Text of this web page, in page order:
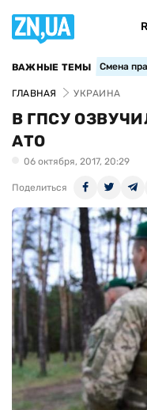
ВАЖНЫЕ ТЕМЫ Смена
ГЛАВНАЯ УКРАИНА
В ГПСУ
АТО
06 октября, 2017, 20:29
Поделиться